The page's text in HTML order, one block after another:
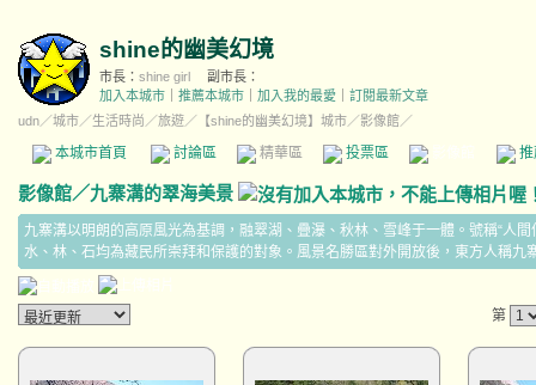
shine的幽美幻境
市長： shine girl
副市長：
加入本城市
推薦本城市 加入我的最愛
訂閱最新文章
udn／城市／生活時尚 ／旅遊／ 【shine的幽美幻境】城市／影像館／
本城市首頁 討論區 精華區 投票區 影像館
影像館／九寨溝的翠海美景
九寨溝以明朗的高原風光為基調，融翠湖、疊瀑、秋林、雪峰于一體。號稱“人
水、林、石均為藏民所崇拜和保護的對象。風景名勝區對外開放後，東方人稱九
第